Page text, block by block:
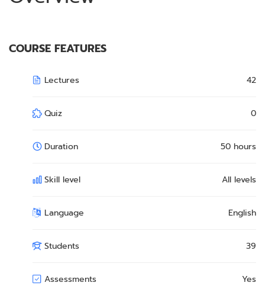
COURSE FEATURES
Lectures 42
Quiz 0
Duration 50 hours
Skill level All levels
Language English
Students 39
Assessments Yes